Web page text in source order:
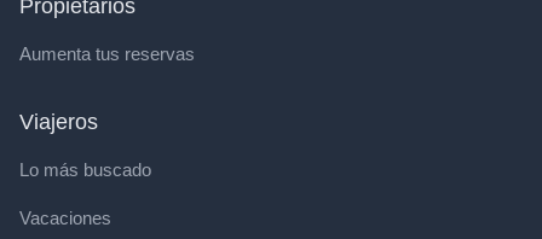
Propietarios
Aumenta tus reservas
Viajeros
Lo más buscado
Vacaciones